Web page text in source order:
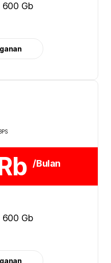
600 Gb
/Bulan
600 Gb